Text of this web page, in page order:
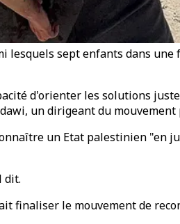
lesquels sept enfants dans
d'orienter les solutions
un dirigeant du
un Etat palestinien "en
dit.
finaliser le mouvement de